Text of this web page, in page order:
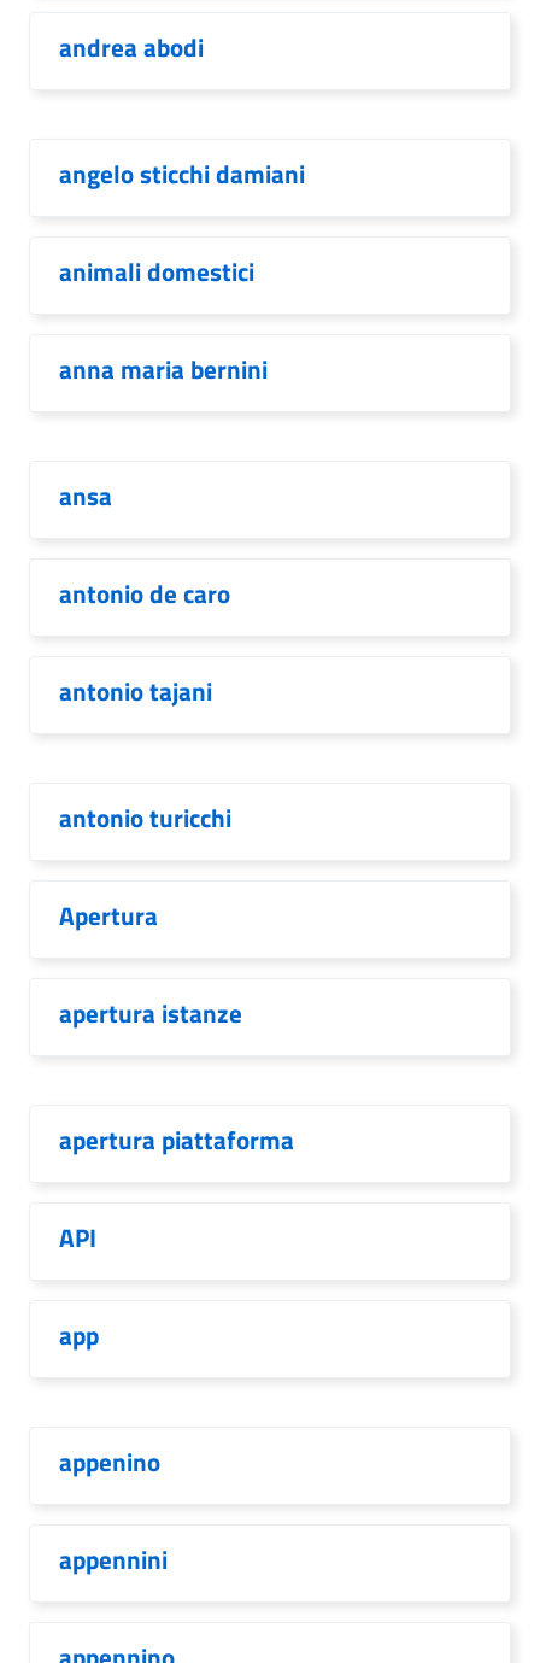
andrea abodi
angelo sticchi damiani
animali domestici
anna maria bernini
ansa
antonio de caro
antonio tajani
antonio turicchi
Apertura
apertura istanze
apertura piattaforma
API
app
appenino
appennini